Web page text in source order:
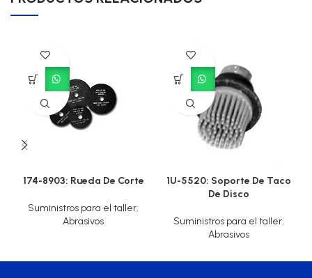
174-8903: Rueda De Corte
Suministros para el taller,
Abrasivos
1U-5520: Soporte De Taco
De Disco
Suministros para el taller,
Abrasivos